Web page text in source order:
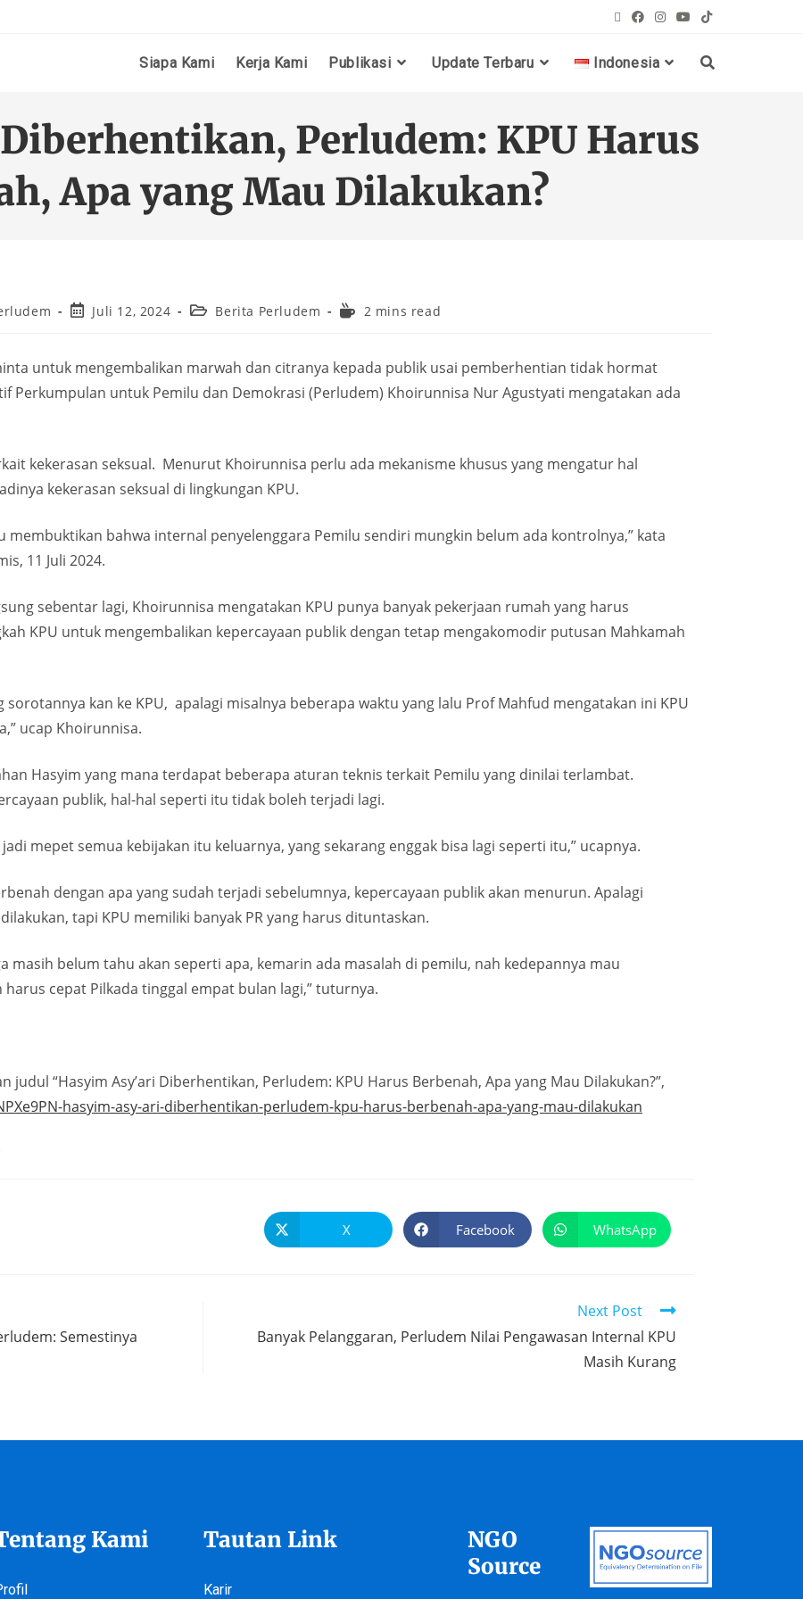
Siapa Kami Kerja Kami Publikasi Update Terbaru Indonesia
Perludem: KPU Harus
Apa yang Mau Dilakukan?
Juli 12, 2024 Berita Perludem 2 mins read
untuk mengembalikan marwah dan citranya kepada publik usai pemberhentian tidak hormat
Perkumpulan untuk Pemilu dan Demokrasi (Perludem) Khoirunnisa Nur Agustyati mengatakan ada
kekerasan seksual. Menurut Khoirunnisa perlu ada mekanisme khusus yang mengatur hal
kekerasan seksual di lingkungan KPU.
membuktikan bahwa internal penyelenggara Pemilu sendiri mungkin belum ada kontrolnya,” kata
11 Juli 2024.
sebentar lagi, Khoirunnisa mengatakan KPU punya banyak pekerjaan rumah yang harus
KPU untuk mengembalikan kepercayaan publik dengan tetap mengakomodir putusan Mahkamah
sorotannya kan ke KPU, apalagi misalnya beberapa waktu yang lalu Prof Mahfud mengatakan ini KPU
ucap Khoirunnisa.
Hasyim yang mana terdapat beberapa aturan teknis terkait Pemilu yang dinilai terlambat.
publik, hal-hal seperti itu tidak boleh terjadi lagi.
mepet semua kebijakan itu keluarnya, yang sekarang enggak bisa lagi seperti itu,” ucapnya.
dengan apa yang sudah terjadi sebelumnya, kepercayaan publik akan menurun. Apalagi
tapi KPU memiliki banyak PR yang harus dituntaskan.
masih belum tahu akan seperti apa, kemarin ada masalah di pemilu, nah kedepannya mau
cepat Pilkada tinggal empat bulan lagi,” tuturnya.
judul “Hasyim Asy’ari Diberhentikan, Perludem: KPU Harus Berbenah, Apa yang Mau Dilakukan?”,
hasyim-asy-ari-diberhentikan-perludem-kpu-harus-berbenah-apa-yang-mau-dilakukan
X Facebook WhatsApp
Semestinya
Next Post
Banyak Pelanggaran, Perludem Nilai Pengawasan Internal KPU
Masih Kurang
Kami Tautan Link
Karir
NGO
Source